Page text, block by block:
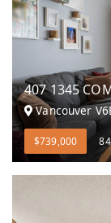
407 1345
Vancouver
$739,000